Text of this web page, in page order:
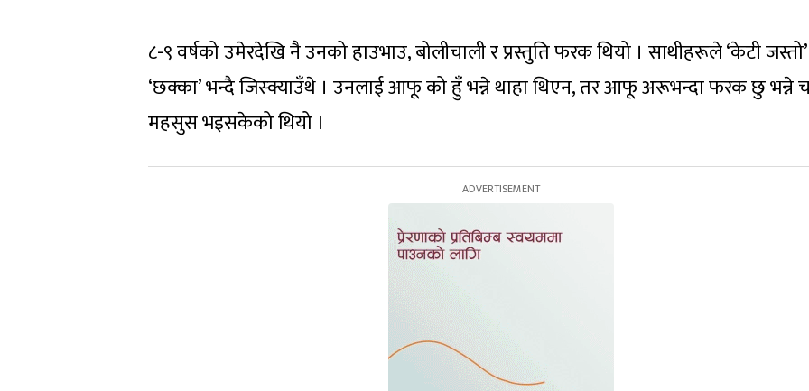
८-९ वर्षको उमेरदेखि नै उनको हाउभाउ, बोलीचाली र प्रस्तुति फरक थियो । साथीहरूले ‘केटी जस्तो’
‘छक्का’ भन्दै जिस्क्याउँथे । उनलाई आफू को हुँ भन्ने थाहा थिएन, तर आफू अरूभन्दा फरक छु भन्ने
महसुस भइसकेको थियो ।